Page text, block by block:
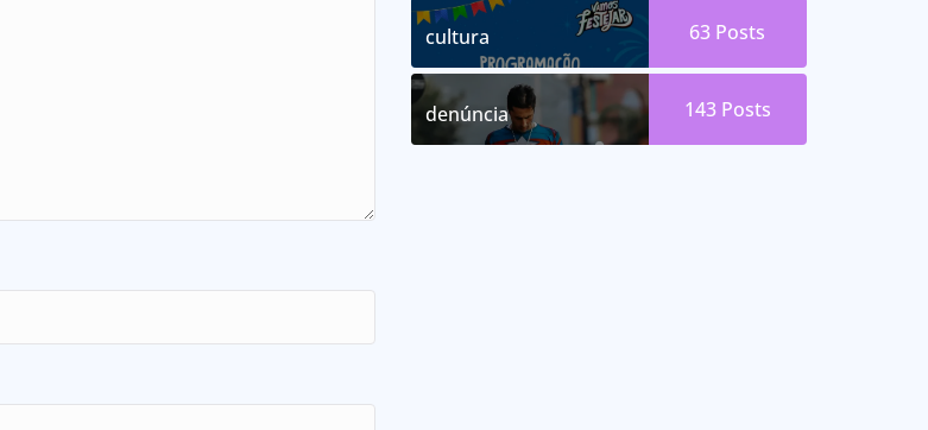
cultura 63 Posts
denúncia 143 Posts